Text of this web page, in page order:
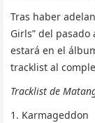
Tras haber
Girls” del
estará en el
tracklist al
Tracklist de
1. Karmageddon